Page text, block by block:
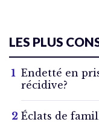
LES PLUS
Endetté en
récidive?
Éclats de